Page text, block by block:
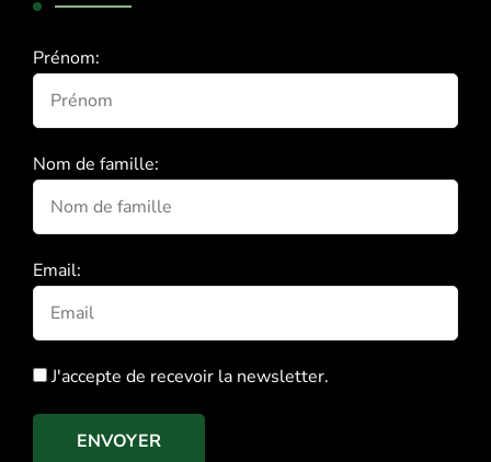
Prénom:
Nom de famille:
Email:
J'accepte de recevoir la newsletter.
ENVOYER